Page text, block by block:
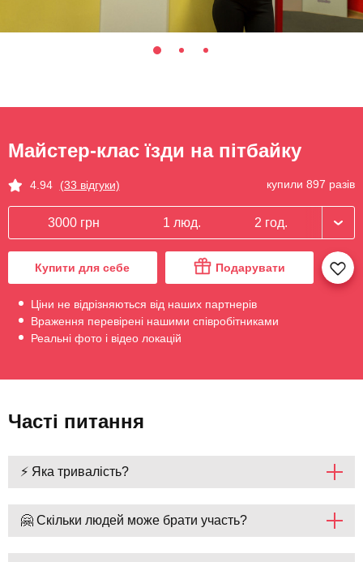
Майстер-клас їзди на пітбайку
4.94 (33 відгуки) купили 897 разів
3000 грн 1 люд. 2 год.
Купити для себе Подарувати
Ціни не відрізняються від наших партнерів
Враження перевірені нашими співробітниками
Реальні фото і відео локацій
Часті питання
⚡ Яка тривалість?
🤗 Скільки людей може брати участь?